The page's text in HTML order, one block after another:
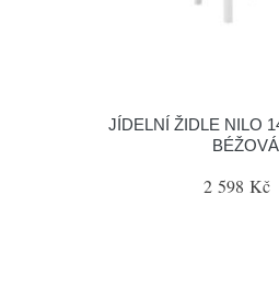
JÍDELNÍ ŽIDLE NILO
BÉŽOVÁ
2 598 Kč